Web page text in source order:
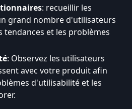
: recueillir les
grand nombre d'utilisateurs
et les problèmes
: Observez les utilisateurs
avec votre produit afin
d'utilisabilité et les